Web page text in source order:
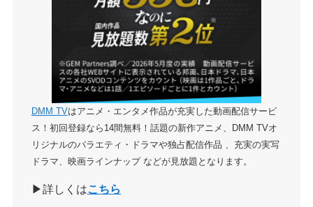
DMM TVはアニメ・エンタメ作品が充実した動画配信サービ
ス！初回登録なら14間無料！話題の新作アニメ、DMM TVオ
リジナルのバラエティ・ドラマや独占配信作品 、充実の実写
ドラマ、映画ラインナップ などが見放題となります。
▶詳しくはこちら